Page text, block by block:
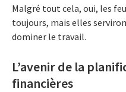
Malgré tout cela, oui, les
toujours, mais elles
dominer le travail.
L’avenir de la
financières